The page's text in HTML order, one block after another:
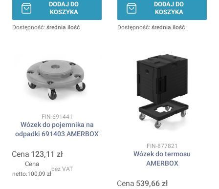
DODAJ DO
KOSZYKA
Dostępność: średnia ilość
DODAJ DO
KOSZYKA
Dostępność: średnia ilość
Kod produktu
FIN-691441
Wózek do pojemnika na
odpadki 691403 AMERBOX
Cena 123,11 zł
Cena
100,09 zł
bez VAT
Kod produktu
FIN-877821
Wózek do termosu
AMERBOX
Cena 539,66 zł